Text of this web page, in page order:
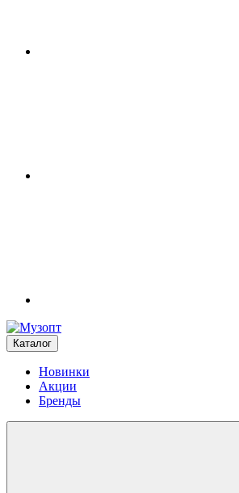
Каталог
Новинки
Акции
Бренды